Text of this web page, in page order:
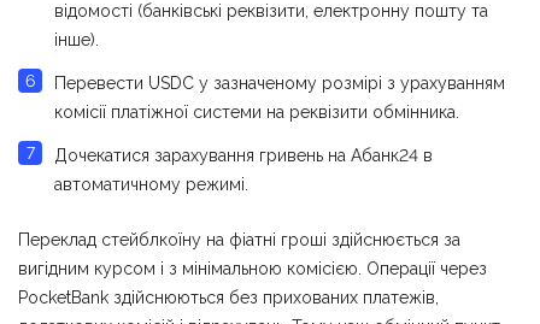
відомості (банківські реквізити, електронну пошту та
інше).
Перевести USDC у зазначеному розмірі з урахуванням
комісії платіжної системи на реквізити обмінника.
Дочекатися зарахування гривень на Абанк24 в
автоматичному режимі.
Переклад стейблкоїну на фіатні гроші здійснюється за
вигідним курсом і з мінімальною комісією. Операції через
PocketBank здійснюються без прихованих платежів,